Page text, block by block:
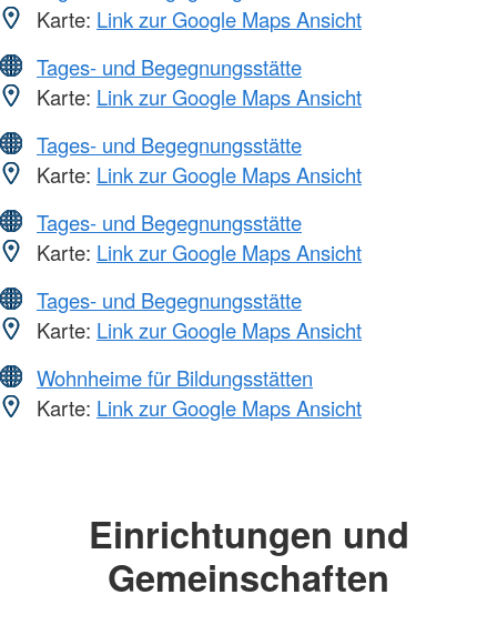
Karte: Link zur Google Maps Ansicht
Tages- und Begegnungsstätte
Karte: Link zur Google Maps Ansicht
Tages- und Begegnungsstätte
Karte: Link zur Google Maps Ansicht
Tages- und Begegnungsstätte
Karte: Link zur Google Maps Ansicht
Tages- und Begegnungsstätte
Karte: Link zur Google Maps Ansicht
Wohnheime für Bildungsstätten
Karte: Link zur Google Maps Ansicht
Einrichtungen und
Gemeinschaften